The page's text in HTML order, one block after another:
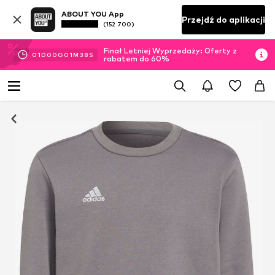
ABOUT YOU App
(152 700) Przejdź do aplikacji
01D 00 G 01M 37 S
Finał Letniej Wyprzedaży: Oferty z
rabatem do 60%